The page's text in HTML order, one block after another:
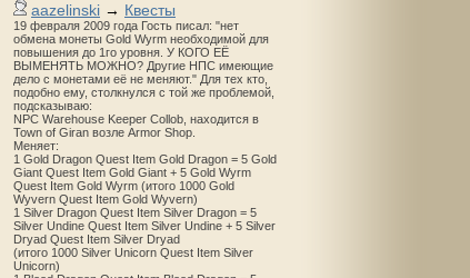
aazelinski → Квесты
19 февраля 2009 года Гость писал: "нет
обмена монеты Gold Wyrm необходимой для
повышения до 1го уровня. У КОГО ЕЁ
ВЫМЕНЯТЬ МОЖНО? Другие НПС имеющие
дело с монетами её не меняют." Для тех кто,
подобно ему, столкнулся с той же проблемой,
подсказываю:
NPC Warehouse Keeper Collob, находится в
Town of Giran возле Armor Shop.
Меняет:
1 Gold Dragon Quest Item Gold Dragon = 5 Gold
Giant Quest Item Gold Giant + 5 Gold Wyrm
Quest Item Gold Wyrm (итого 1000 Gold
Wyvern Quest Item Gold Wyvern)
1 Silver Dragon Quest Item Silver Dragon = 5
Silver Undine Quest Item Silver Undine + 5 Silver
Dryad Quest Item Silver Dryad
(итого 1000 Silver Unicorn Quest Item Silver
Unicorn)